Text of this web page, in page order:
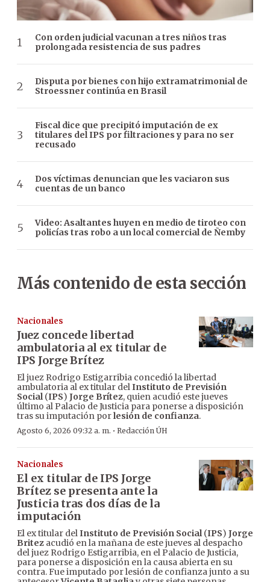
Con orden judicial vacunan a tres niños tras
prolongada resistencia de sus padres
Disputa por bienes con hijo extramatrimonial de
Stroessner continúa en Brasil
Fiscal dice que precipitó imputación de ex
titulares del IPS por filtraciones y para no ser
recusado
Dos víctimas denuncian que les vaciaron sus
cuentas de un banco
Video: Asaltantes huyen en medio de tiroteo con
policías tras robo a un local comercial de Ñemby
Más contenido de esta sección
Nacionales
Juez concede libertad
ambulatoria al ex titular de
IPS Jorge Brítez
El juez Rodrigo Estigarribia concedió la libertad
ambulatoria al ex titular delInstituto de Previsión
Social(IPS) Jorge Brítez, quien acudió este jueves
último al Palacio de Justicia para ponerse a disposición
tras su imputación porlesión de confianza.
Agosto 6, 2026 09:32 a. m. · Redacción ÚH
Nacionales
El ex titular de IPS Jorge
Brítez se presenta ante la
Justicia tras dos días de la
imputación
El ex titular delInstituto de Previsión Social(IPS) Jorge
Britez acudió en la mañana de este jueves al despacho
del juez Rodrigo Estigarribia, en el Palacio de Justicia,
para ponerse a disposición en la causa abierta en su
contra. Fue imputado por lesión de confianza junto a su